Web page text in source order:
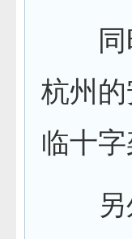
同时
杭州
临十字
另外